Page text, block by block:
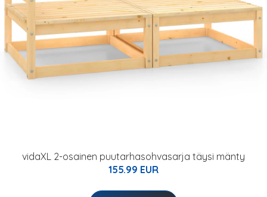
vidaXL 2-osainen puutarhasohvasarja täysi mänty
155.99 EUR